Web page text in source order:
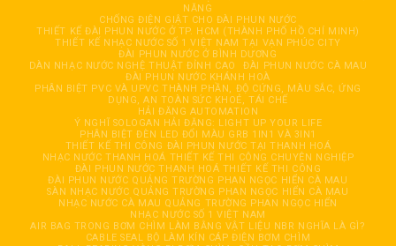
NĂNG
CHỐNG ĐIỆN GIẬT CHO ĐÀI PHUN NƯỚC
THIẾT KẾ ĐÀI PHUN NƯỚC Ở TP. HCM (THÀNH PHỐ HỒ CHÍ MINH)
THIẾT KẾ NHẠC NƯỚC SỐ 1 VIỆT NAM TẠI VẠN PHÚC CITY
ĐÀI PHUN NƯỚC Ở BÌNH DƯƠNG
DÀN NHẠC NƯỚC NGHỆ THUẬT ĐỈNH CAO
ĐÀI PHUN NƯỚC CÀ MAU
ĐÀI PHUN NƯỚC KHÁNH HOÀ
PHÂN BIỆT PVC VÀ UPVC THÀNH PHẦN, ĐỘ CỨNG, MÀU SẮC, ỨNG
DỤNG, AN TOÀN SỨC KHOẺ, TÁI CHẾ
HẢI ĐĂNG AUTOMATION
Ý NGHĨ SOLOGAN HẢI ĐĂNG: LIGHT UP YOUR LIFE
PHÂN BIỆT ĐÈN LED ĐỔI MÀU GRB 1IN1 VÀ 3IN1
THIẾT KẾ THI CÔNG ĐÀI PHUN NƯỚC TẠI THANH HOÁ
NHẠC NƯỚC THANH HOÁ THIẾT KẾ THI CÔNG CHUYÊN NGHIỆP
ĐÀI PHUN NƯỚC THANH HOÁ THIẾT KẾ THI CÔNG
ĐÀI PHUN NƯỚC QUẢNG TRƯỜNG PHAN NGỌC HIỂN CÀ MAU
SÀN NHẠC NƯỚC QUẢNG TRƯỜNG PHAN NGỌC HIỂN CÀ MAU
NHẠC NƯỚC CÀ MAU QUẢNG TRƯỜNG PHAN NGỌC HIỂN
NHẠC NƯỚC SỐ 1 VIỆT NAM
AIR BAG TRONG BƠM CHÌM LÀM BẰNG VẬT LIỆU NBR NGHĨA LÀ GÌ?
CABLE SEAL BỘ LÀM KÍN CÁP ĐIỆN BƠM CHÌM